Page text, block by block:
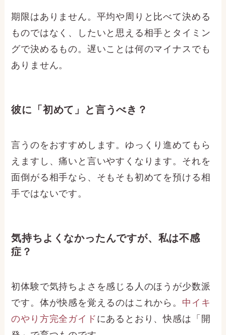
期限はありません。平均や周りと比べて決める
ものではなく、したいと思える相手とタイミン
グで決めるもの。遅いことは何のマイナスでも
ありません。
彼に「初めて」と言うべき？
言うのをおすすめします。ゆっくり進めてもら
えますし、痛いと言いやすくなります。それを
面倒がる相手なら、そもそも初めてを預ける相
手ではないです。
気持ちよくなかったんですが、私は不感
症？
初体験で気持ちよさを感じる人のほうが少数派
です。体が快感を覚えるのはこれから。 中イキ
のやり方完全ガイド にあるとおり、快感は「開